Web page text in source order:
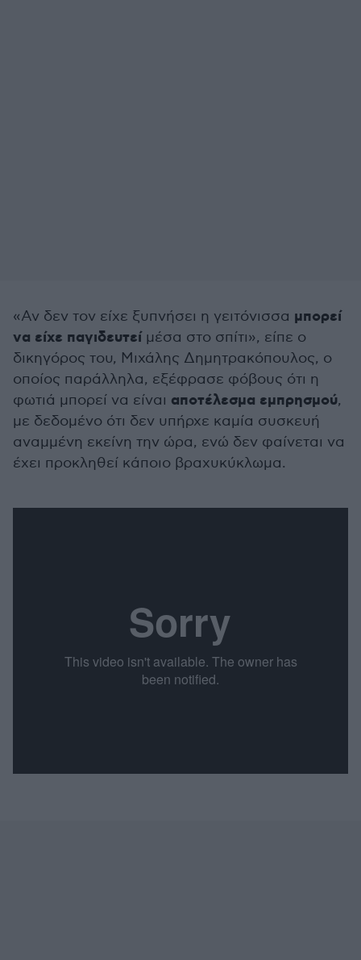
«Αν δεν τον είχε ξυπνήσει η γειτόνισσα μπορεί
να είχε παγιδευτείμέσα στο σπίτι», είπε ο
δικηγόρος του, Μιχάλης Δημητρακόπουλος, ο
οποίος παράλληλα, εξέφρασε φόβους ότι η
φωτιά μπορεί να είναι αποτέλεσμα εμπρησμού,
με δεδομένο ότι δεν υπήρχε καμία συσκευή
αναμμένη εκείνη την ώρα, ενώ δεν φαίνεται να
έχει προκληθεί κάποιο βραχυκύκλωμα.